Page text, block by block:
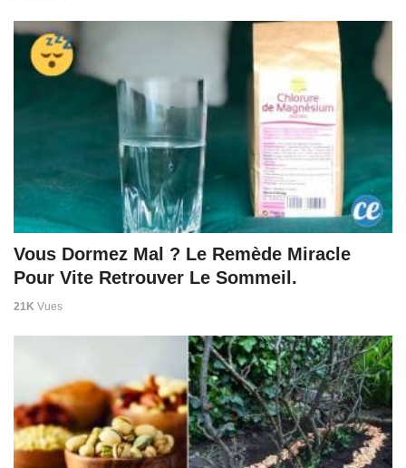
Vous Dormez Mal ? Le Remède Miracle
Pour Vite Retrouver Le Sommeil.
21K Vues